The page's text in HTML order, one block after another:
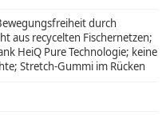
durch
aus recycelten Fischernetzen;
HeiQ Pure Technologie; keine
Stretch-Gummi im Rücken